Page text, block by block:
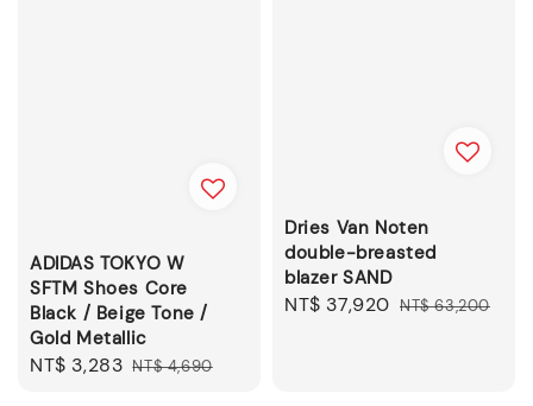
ADIDAS TOKYO W
SFTM Shoes Core
Black / Beige Tone /
Gold Metallic
Sale
NT$ 3,283 Regular
NT$ 4,690
Dries Van Noten
double-breasted
blazer SAND
Sale
NT$ 37,920 Regular
NT$ 63,200